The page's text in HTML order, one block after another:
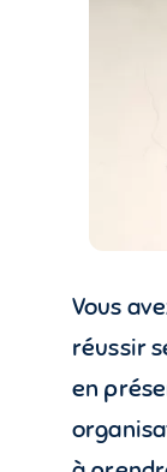
Vous
réussir
en